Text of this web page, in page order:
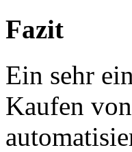
Fazit
Ein sehr
Kaufen